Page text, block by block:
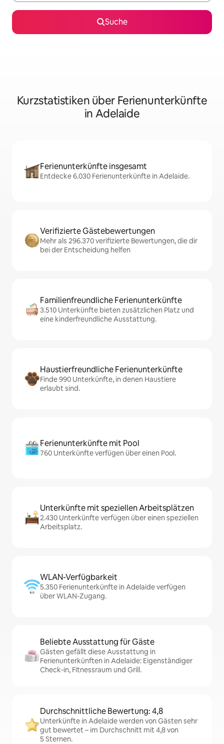
Suche
Kurzstatistiken über Ferienunterkünfte
in Adelaide
Ferienunterkünfte insgesamt
Entdecke 6.030 Ferienunterkünfte in Adelaide.
Verifizierte Gästebewertungen
Mehr als 296.370 verifizierte Bewertungen, die dir
bei der Entscheidung helfen
Familienfreundliche Ferienunterkünfte
3.510 Unterkünfte bieten zusätzlichen Platz und
eine kinderfreundliche Ausstattung.
Haustierfreundliche Ferienunterkünfte
Finde 990 Unterkünfte, in denen Haustiere
erlaubt sind.
Ferienunterkünfte mit Pool
760 Unterkünfte verfügen über einen Pool.
Unterkünfte mit speziellen Arbeitsplätzen
2.430 Unterkünfte verfügen über einen speziellen
Arbeitsplatz.
WLAN-Verfügbarkeit
5.350 Ferienunterkünfte in Adelaide verfügen
über WLAN-Zugang.
Beliebte Ausstattung für Gäste
Gästen gefällt diese Ausstattung in
Ferienunterkünften in Adelaide: Eigenständiger
Check-in, Fitnessraum und Grill.
Durchschnittliche Bewertung: 4,8
Unterkünfte in Adelaide werden von Gästen sehr
gut bewertet – im Durchschnitt mit 4,8 von
5 Sternen.